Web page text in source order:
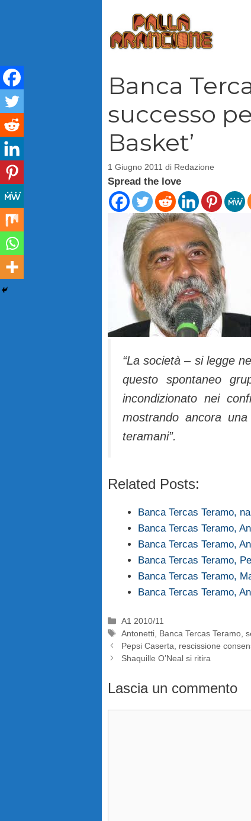
Banca
successo
Basket’
1 Giugno 2011 di Redazione
Spread the love
“La società – si legge
questo spontaneo
incondizionato nei
mostrando ancora
teramani”.
Related Posts:
Banca Tercas Teramo,
Banca Tercas Teramo,
Banca Tercas Teramo,
Banca Tercas Teramo,
Banca Tercas Teramo,
Banca Tercas Teramo,
Categorie
A1 2010/11
Tag
Antonetti Banca Tercas Teramo ,
Pepsi Caserta, rescissione
Shaquille O’Neal si ritira
Lascia un commento